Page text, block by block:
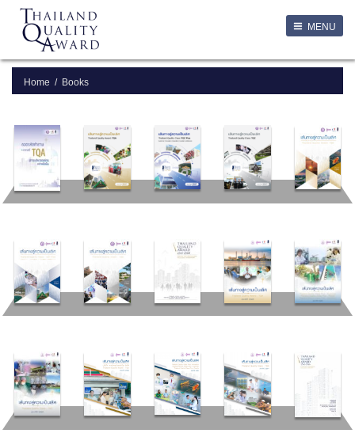
MENU
Home Books
Username
Remember Me
ลืมรหัสผ่าน
SERVICES